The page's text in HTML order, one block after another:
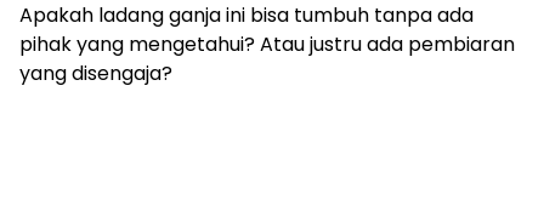
Apakah ladang ganja ini bisa tumbuh tanpa ada
pihak yang mengetahui? Atau justru ada pembiaran
yang disengaja?